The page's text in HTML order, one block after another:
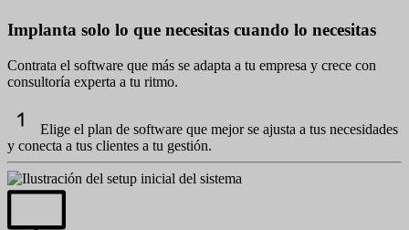
Implanta solo lo que necesitas cuando lo necesitas
Contrata el software que más se adapta a tu empresa y crece con
consultoría experta a tu ritmo.
Elige el plan de software que mejor se ajusta a tus necesidades
y conecta a tus clientes a tu gestión.